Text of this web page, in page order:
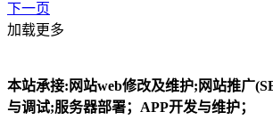
下一页
加载更多
本站承接:网站web修改及维护;网站推广
与调试;服务器部署；APP开发与维护；